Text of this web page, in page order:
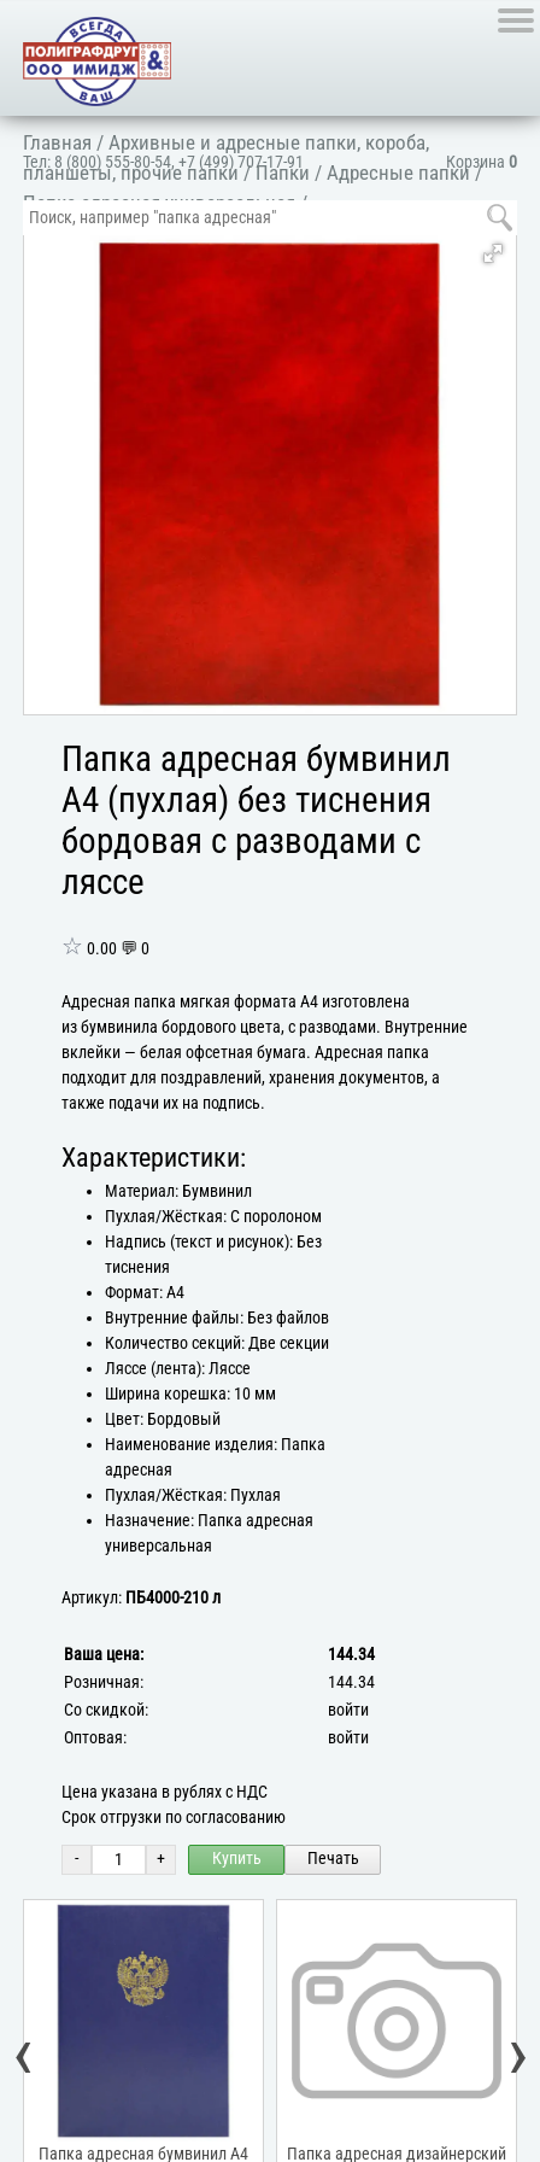
Корзина 0
Тел: 8 (800) 555-80-54,+7 (499) 707-17-91
Главная /Архивные и адресные папки, короба,
планшеты, прочие папки/Папки /Адресные папки/
Папка адресная универсальная /
Папка адресная бумвинил
А4 (пухлая) без тиснения
бордовая с разводами с
ляссе
☆ 0.00 💬 0
Адресная папка мягкая формата А4 изготовлена
из бумвинила бордового цвета, с разводами. Внутренние
вклейки — белая офсетная бумага. Адресная папка
подходит для поздравлений, хранения документов, а
также подачи их на подпись.
Характеристики:
Материал: Бумвинил
Пухлая/Жёсткая: С поролоном
Надпись (текст и рисунок): Без
тиснения
Формат: А4
Внутренние файлы: Без файлов
Количество секций: Две секции
Ляссе (лента): Ляссе
Ширина корешка: 10 мм
Цвет: Бордовый
Наименование изделия: Папка
адресная
Пухлая/Жёсткая: Пухлая
Назначение: Папка адресная
универсальная
Артикул: ПБ4000-210 л
Ваша цена:
144.34
Розничная:
144.34
Со скидкой:
войти
Оптовая:
войти
Цена указана в рублях с НДС
Срок отгрузки по согласованию
- + Купить Печать
Папка адресная бумвинил А4 Папка адресная дизайнерский
‹ ›